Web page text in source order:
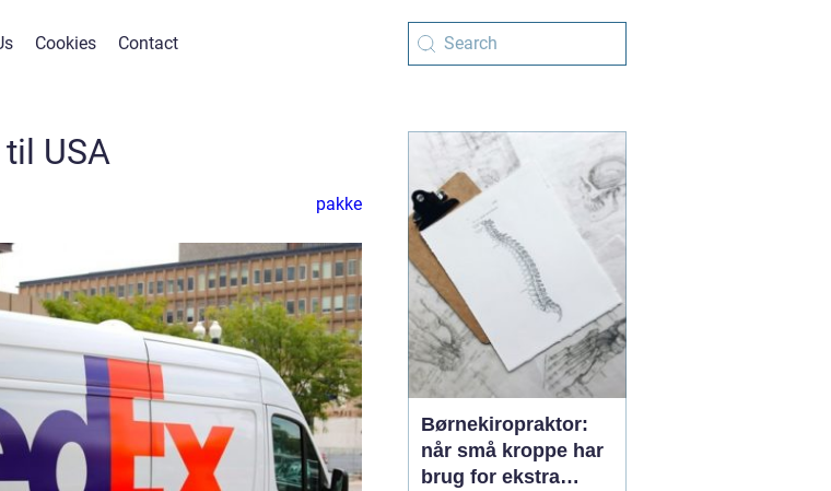
Cookies Contact
USA
pakke
Børnekiropraktor:
når små kroppe har
brug for ekstra